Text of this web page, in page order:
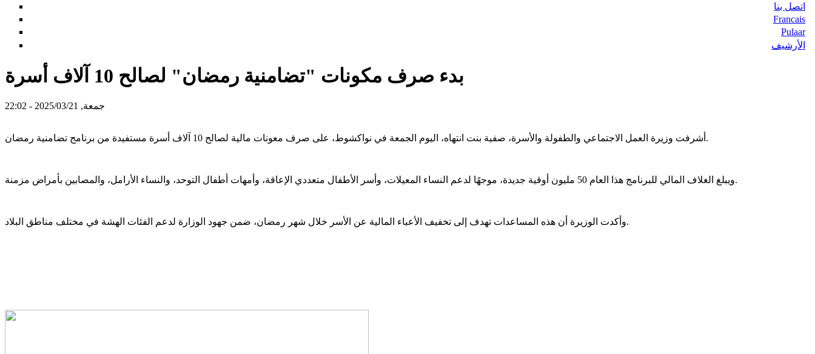
اتصل بنا
Francais
Pulaar
الأرشيف
بدء صرف مكونات "تضامنية رمضان" لصالح 10 آلاف أسرة
جمعة, 2025/03/21 - 22:02
أشرفت وزيرة العمل الاجتماعي والطفولة والأسرة، صفية بنت انتهاه، اليوم الجمعة في نواكشوط، على صرف معونات مالية لصالح 10 آلاف أسرة مستفيدة من برنامج تضامنية رمضان.
ويبلغ الغلاف المالي للبرنامج هذا العام 50 مليون أوقية جديدة، موجهًا لدعم النساء المعيلات، وأسر الأطفال متعددي الإعاقة، وأمهات أطفال التوحد، والنساء الأرامل، والمصابين بأمراض مزمنة.
وأكدت الوزيرة أن هذه المساعدات تهدف إلى تخفيف الأعباء المالية عن الأسر خلال شهر رمضان، ضمن جهود الوزارة لدعم الفئات الهشة في مختلف مناطق البلاد.